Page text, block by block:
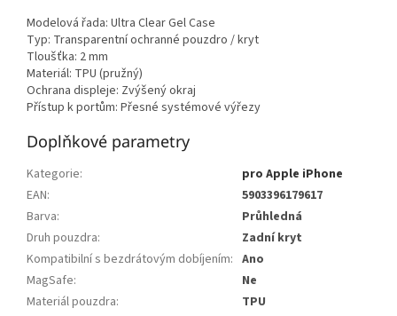
Modelová řada: Ultra Clear Gel Case
Typ: Transparentní ochranné pouzdro / kryt
Tloušťka: 2 mm
Materiál: TPU (pružný)
Ochrana displeje: Zvýšený okraj
Přístup k portům: Přesné systémové výřezy
Doplňkové parametry
Kategorie:
pro Apple iPhone
EAN:
5903396179617
Barva:
Průhledná
Druh pouzdra:
Zadní kryt
Kompatibilní s bezdrátovým dobíjením: Ano
MagSafe:
Ne
Materiál pouzdra:
TPU